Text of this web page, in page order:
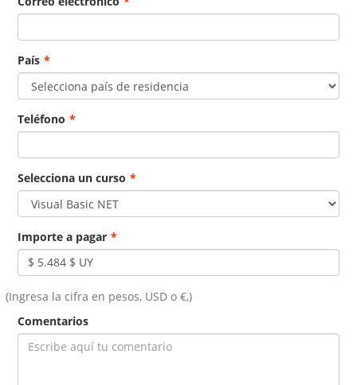
País *
Teléfono *
Selecciona un curso *
Importe a pagar *
(Ingresa la cifra en pesos, USD o €,)
Comentarios